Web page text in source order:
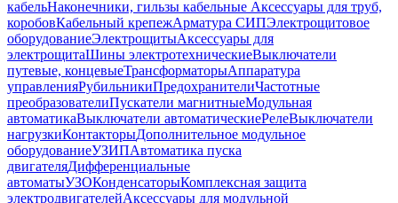
кабельНаконечники, гильзы кабельные Аксессуары для труб,
коробовКабельный крепежАрматура СИПЭлектрощитовое
оборудованиеЭлектрощитыАксессуары для
электрощитаШины электротехническиеВыключатели
путевые, концевыеТрансформаторыАппаратура
управленияРубильникиПредохранителиЧастотные
преобразователиПускатели магнитныеМодульная
автоматикаВыключатели автоматическиеРелеВыключатели
нагрузкиКонтакторыДополнительное модульное
оборудованиеУЗИПАвтоматика пуска
двигателяДифференциальные
автоматыУЗОКонденсаторыКомплексная защита
электродвигателейАксессуары для модульной